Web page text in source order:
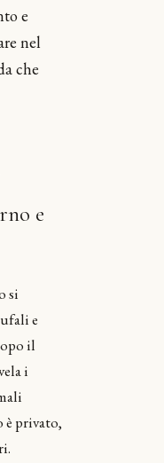
e
nel
che
e
si
e
il
i
privato,